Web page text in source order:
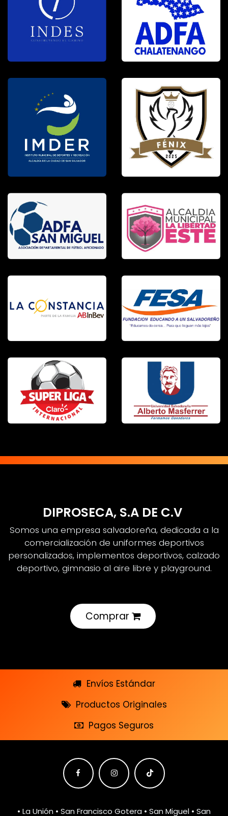
DIPROSECA, S.A DE C.V
Somos una empresa salvadoreña, dedicada a la
comercialización de uniformes deportivos
personalizados, implementos deportivos, calzado
deportivo, gimnasio al aire libre y playground.
Comprar
Envíos Estándar
Productos Originales
Pagos Seguros
• La Unión • San Francisco Gotera • San Miguel • San